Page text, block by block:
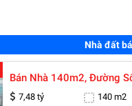
Nhà đất
7,48 tỷ 140 m2